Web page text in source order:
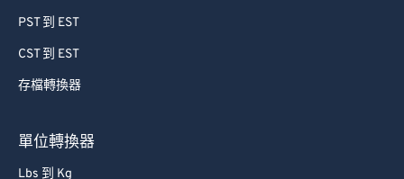
PST 到 EST
CST 到 EST
存檔轉換器
單位轉換器
Lbs 到 Kg